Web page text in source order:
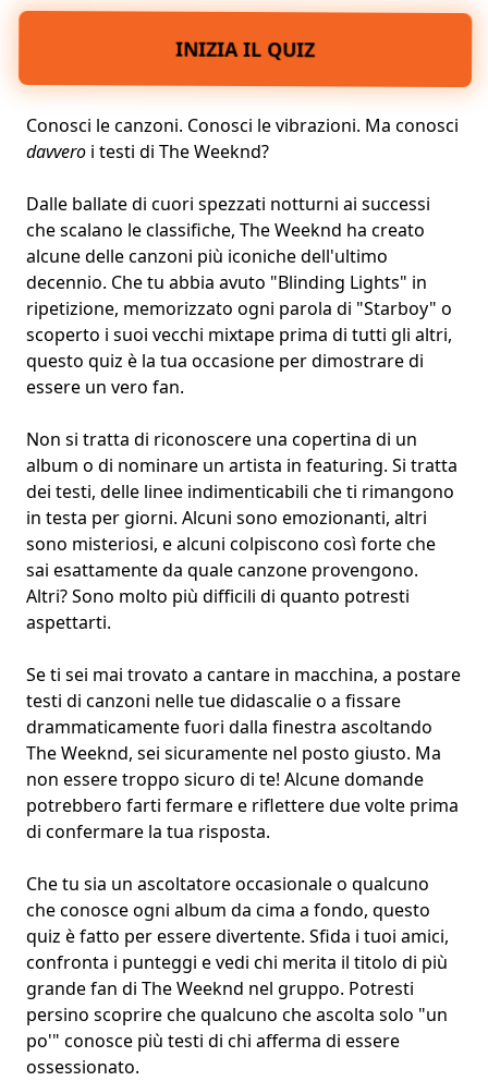
INIZIA IL QUIZ
Conosci le canzoni. Conosci le vibrazioni. Ma conosci
davvero i testi di The Weeknd?
Dalle ballate di cuori spezzati notturni ai successi
che scalano le classifiche, The Weeknd ha creato
alcune delle canzoni più iconiche dell'ultimo
decennio. Che tu abbia avuto "Blinding Lights" in
ripetizione, memorizzato ogni parola di "Starboy" o
scoperto i suoi vecchi mixtape prima di tutti gli altri,
questo quiz è la tua occasione per dimostrare di
essere un vero fan.
Non si tratta di riconoscere una copertina di un
album o di nominare un artista in featuring. Si tratta
dei testi, delle linee indimenticabili che ti rimangono
in testa per giorni. Alcuni sono emozionanti, altri
sono misteriosi, e alcuni colpiscono così forte che
sai esattamente da quale canzone provengono.
Altri? Sono molto più difficili di quanto potresti
aspettarti.
Se ti sei mai trovato a cantare in macchina, a postare
testi di canzoni nelle tue didascalie o a fissare
drammaticamente fuori dalla finestra ascoltando
The Weeknd, sei sicuramente nel posto giusto. Ma
non essere troppo sicuro di te! Alcune domande
potrebbero farti fermare e riflettere due volte prima
di confermare la tua risposta.
Che tu sia un ascoltatore occasionale o qualcuno
che conosce ogni album da cima a fondo, questo
quiz è fatto per essere divertente. Sfida i tuoi amici,
confronta i punteggi e vedi chi merita il titolo di più
grande fan di The Weeknd nel gruppo. Potresti
persino scoprire che qualcuno che ascolta solo "un
po'" conosce più testi di chi afferma di essere
ossessionato.